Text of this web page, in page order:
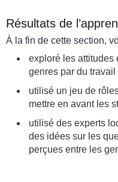
Résultats de
À la fin de cette section,
exploré les attitudes
genres par du
utilisé un jeu de
mettre en avant les
utilisé des experts
des idées sur les
perçues entre les